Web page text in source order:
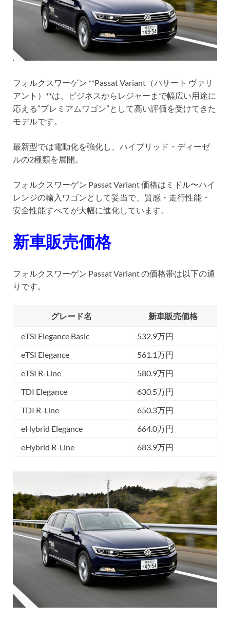
フォルクスワーゲン **Passat Variant（パサート ヴァリ
アント）**は、ビジネスからレジャーまで幅広い用途に
応える“プレミアムワゴン”として高い評価を受けてきた
モデルです。
最新型では電動化を強化し、ハイブリッド・ディーゼ
ルの2種類を展開。
フォルクスワーゲン Passat Variant 価格はミドル〜ハイ
レンジの輸入ワゴンとして妥当で、質感・走行性能・
安全性能すべてが大幅に進化しています。
新車販売価格
フォルクスワーゲン Passat Variant の価格帯は以下の通
りです。
グレード名 新車販売価格
eTSI Elegance Basic
532.9万円
eTSI Elegance
561.1万円
eTSI R-Line
580.9万円
TDI Elegance
630.5万円
TDI R-Line
650.3万円
eHybrid Elegance
664.0万円
eHybrid R-Line
683.9万円